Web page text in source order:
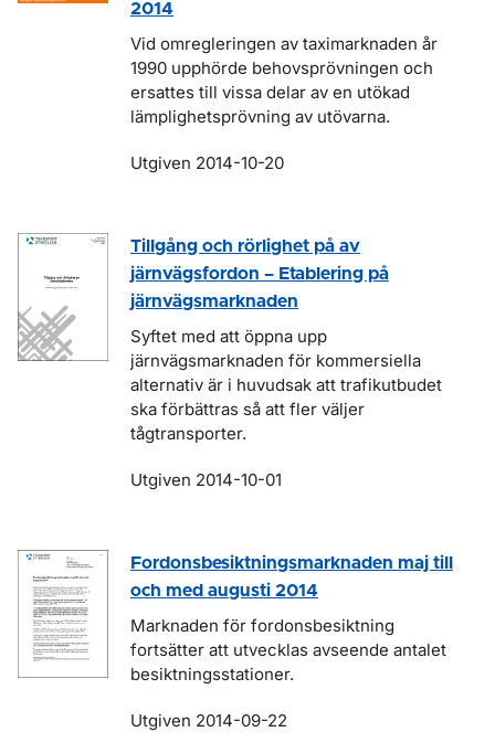
2014
Vid omregleringen av taximarknaden år
1990 upphörde behovsprövningen och
ersattes till vissa delar av en utökad
lämplighetsprövning av utövarna.
Utgiven 2014-10-20
Tillgång och rörlighet på av
järnvägsfordon – Etablering på
järnvägsmarknaden
Syftet med att öppna upp
järnvägsmarknaden för kommersiella
alternativ är i huvudsak att trafikutbudet
ska förbättras så att fler väljer
tågtransporter.
Utgiven 2014-10-01
Fordonsbesiktningsmarknaden maj till
och med augusti 2014
Marknaden för fordonsbesiktning
fortsätter att utvecklas avseende antalet
besiktningsstationer.
Utgiven 2014-09-22